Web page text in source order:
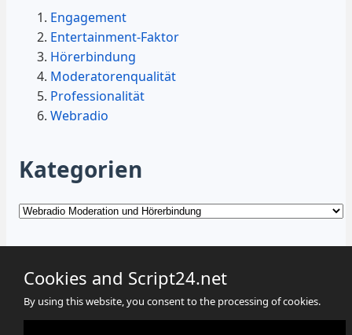
Engagement
Entertainment-Faktor
Hörerbindung
Moderatorenqualität
Professionalität
Webradio
Kategorien
Kategorien
Cookies Datenschutz Impressum
Cookies and Script24.net
By using this website, you consent to the processing of cookies.